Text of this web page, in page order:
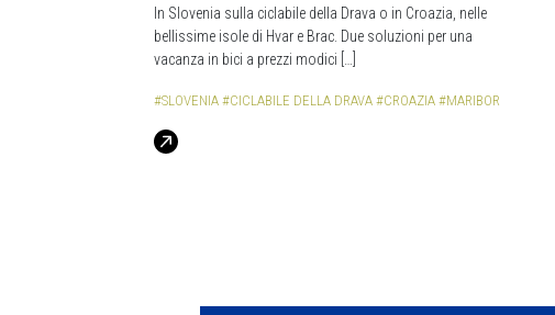
In Slovenia sulla ciclabile della Drava o in Croazia, nelle
bellissime isole di Hvar e Brac. Due soluzioni per una
vacanza in bici a prezzi modici […]
#SLOVENIA #CICLABILE DELLA DRAVA #CROAZIA #MARIBOR